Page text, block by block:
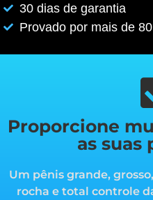
30 dias de garantia
Provado por mais de
Proporcione
as suas
Um pênis grande,
rocha e total controle